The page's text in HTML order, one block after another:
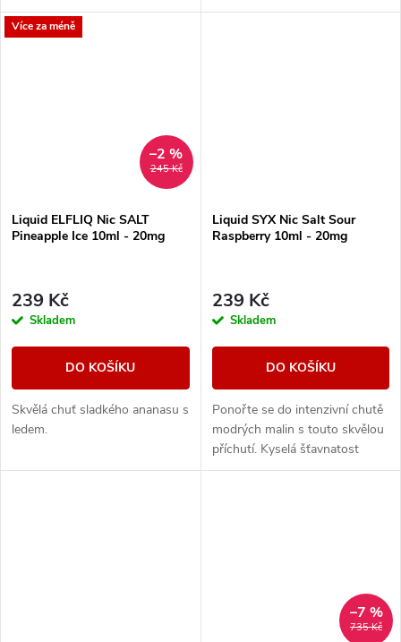
sytou chuť čerstvých jahod,
doplněnou osvěžujícím ledovým
Více za méně
245 Kč
–2 %
Liquid ELFLIQ Nic SALT
Pineapple Ice 10ml - 20mg
239 Kč
Skladem
DO KOŠÍKU
Skvělá chuť sladkého ananasu s
ledem.
Liquid SYX Nic Salt Sour
Raspberry 10ml - 20mg
239 Kč
Skladem
DO KOŠÍKU
Ponořte se do intenzivní chutě
modrých malin s touto skvělou
příchutí. Kyselá šťavnatost
malin zde zdůrazňuje chladivý
735 Kč
–7 %